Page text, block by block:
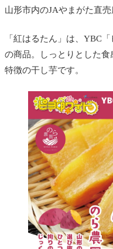
山形市内のJAやまがた直売
「紅はるたん」は、YBC
の商品。しっとりとした
特徴の干し芋です。